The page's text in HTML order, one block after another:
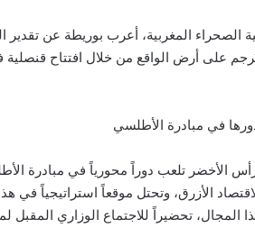
الصحراء المغربية، أعرب بوريطة عن تقدير
على أرض الواقع من خلال افتتاح
في مبادرة الأطلسي
الأخضر تلعب دوراً محورياً في مبادرة
الأزرق، وتحتل موقعاً استراتيجياً في
المجال، تحضيراً للاجتماع الوزاري